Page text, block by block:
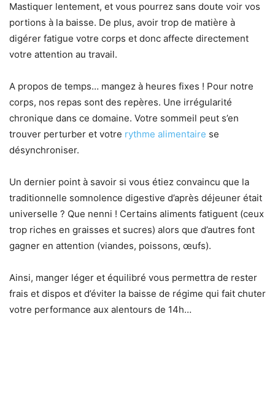
Mastiquer lentement, et vous pourrez sans doute voir vos
portions à la baisse. De plus, avoir trop de matière à
digérer fatigue votre corps et donc affecte directement
votre attention au travail.
A propos de temps… mangez à heures fixes ! Pour notre
corps, nos repas sont des repères. Une irrégularité
chronique dans ce domaine. Votre sommeil peut s’en
trouver perturber et votre rythme alimentaire se
désynchroniser.
Un dernier point à savoir si vous étiez convaincu que la
traditionnelle somnolence digestive d’après déjeuner était
universelle ? Que nenni ! Certains aliments fatiguent (ceux
trop riches en graisses et sucres) alors que d’autres font
gagner en attention (viandes, poissons, œufs).
Ainsi, manger léger et équilibré vous permettra de rester
frais et dispos et d’éviter la baisse de régime qui fait chuter
votre performance aux alentours de 14h…